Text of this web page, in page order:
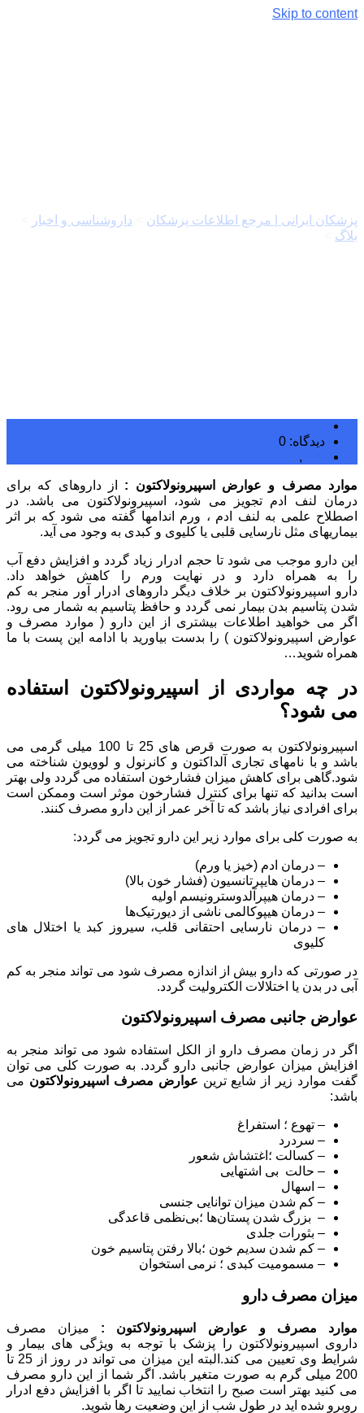
Skip to content
پزشکان ایرانی | مرجع اطلاعات پزشکان داروشناسی و اخبار
بلاگ
دیدگاه: 0
,
موارد مصرف و عوارض اسپیرونولاکتون : از داروهای که برای
درمان لنف ادم تجویز می شود، اسپیرونولاکتون می باشد. در
اصطلاح علمی به لنف ادم ، ورم اندامها گفته می شود که بر اثر
بیماریهای مثل نارسایی قلبی یا کلیوی و کبدی به وجود می آید.
این دارو موجب می شود تا حجم ادرار زیاد گردد و افزایش دفع آب
را به همراه دارد و در نهایت ورم را کاهش خواهد داد.
دارو اسپیرونولاکتون بر خلاف دیگر داروهای ادرار آور منجر به کم
شدن پتاسیم بدن بیمار نمی گردد و حافظ پتاسیم به شمار می رود.
اگر می خواهید اطلاعات بیشتری از این دارو ( موارد مصرف و
عوارض اسپیرونولاکتون ) را بدست بیاورید با ادامه این پست با ما
همراه شوید…
در چه مواردی از اسپیرونولاکتون استفاده
می شود؟
اسپیرونولاکتون به صورت قرص های 25 تا 100 میلی گرمی می
باشد و با نامهای تجاری آلداکتون و کانرنول و لوویون شناخته می
شود.گاهی برای کاهش میزان فشارخون استفاده می گردد ولی بهتر
است بدانید که تنها برای کنترل فشارخون موثر است وممکن است
برای افرادی نیاز باشد که تا آخر عمر از این دارو مصرف کنند.
به صورت کلی برای موارد زیر این دارو تجویز می گردد:
– درمان ادم (خیز یا ورم)
– درمان هایپرتانسیون (فشار خون بالا)
– درمان هیپرآلدوسترونیسم اولیه
– درمان هیپوکالمی ناشی از دیورتیک‌ها
– درمان نارسایی احتقانی قلب، سیروز کبد یا اختلال های
کلیوی
در صورتی که دارو بیش از اندازه مصرف شود می تواند منجر به کم
آبی در بدن یا اختلالات الکترولیت گردد.
عوارض جانبی مصرف اسپیرونولاکتون
اگر در زمان مصرف دارو از الکل استفاده شود می تواند منجر به
افزایش میزان عوارض جانبی دارو گردد. به صورت کلی می توان
گفت موارد زیر از شایع ترین عوارض مصرف اسپیرونولاکتون می
باشد:
– تهوع ؛ استفراغ
– سردرد
– کسالت ؛اغتشاش شعور
– حالت بی اشتهایی
– اسهال
– کم شدن میزان توانایی جنسی
– بزرگ شدن پستان‌ها ؛بی‌نظمی قاعدگی
– بثورات جلدی
– کم شدن سدیم خون ؛بالا رفتن پتاسیم خون
– مسمومیت کبدی ؛ نرمی استخوان
میزان مصرف دارو
موارد مصرف و عوارض اسپیرونولاکتون : میزان مصرف
داروی اسپیرونولاکتون را پزشک با توجه به ویژگی های بیمار و
شرایط وی تعیین می کند.البته این میزان می تواند در روز از 25 تا
200 میلی گرم به صورت متغیر باشد. اگر شما از این دارو مصرف
می کنید بهتر است صبح را انتخاب نمایید تا اگر با افزایش دفع ادرار
روبرو شده اید در طول شب از این وضعیت رها شوید.